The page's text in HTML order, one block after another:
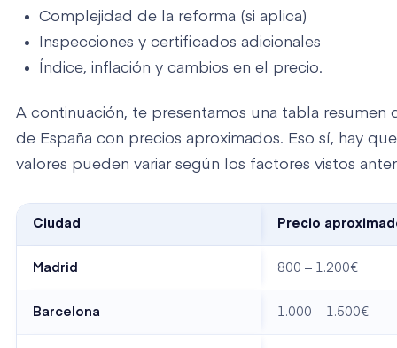
Complejidad de la reforma (si aplica)
Inspecciones y certificados adicionales
Índice, inflación y cambios en el precio.
A continuación, te presentamos una tabla resumen
de España con precios aproximados. Eso sí, hay
valores pueden variar según los factores vistos
Ciudad Precio
Madrid 800 – 1.200€
Barcelona 1.000 – 1.500€